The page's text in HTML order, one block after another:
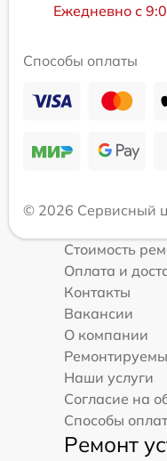
Ежедневно с
Способы оплаты
© 2026 Сервисный
Стоимость
Оплата и
Контакты
Вакансии
О компании
Наши услуги
Согласие на
Способы
Ремонт